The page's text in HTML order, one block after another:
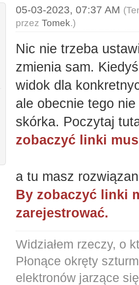
05-03-2023, 07:37 AM
przez Tomek.)
Nic nie trzeba
zmienia sam.
widok dla
ale obecnie tego
skórka. Poczytaj
zobaczyć linki
a tu masz
By zobaczyć linki
zarejestrować.
Widziałem rzeczy, o
Płonące okręty
elektronów jarzące